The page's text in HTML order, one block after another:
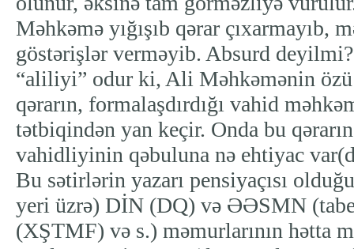
Məhkəmə yığışıb qərar çıxarmayıb,
göstərişlər verməyib. Absurd
“aliliyi” odur ki, Ali Məhkəmənin özü
qərarın, formalaşdırdığı vahid
tətbiqindən yan keçir. Onda bu
vahidliyinin qəbuluna nə ehtiyac
Bu sətirlərin yazarı pensiyaçısı
yeri üzrə) DİN (DQ) və ƏƏSMN
(XŞTMF) və s.) məmurlarının hətta